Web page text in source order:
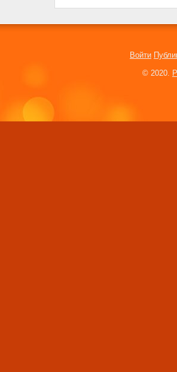
любит клетку
Свекла: целебные
Войти
© 2020.